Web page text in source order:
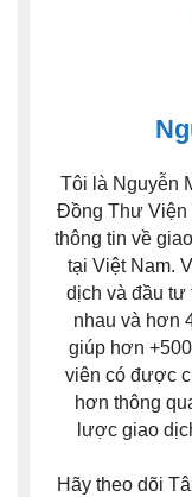
Tôi là Nguyễn
Đồng Thư Viện
thông tin về
tại Việt Nam.
dịch và đầu tư
nhau và hơn
giúp hơn
viên có được
hơn thông
lược giao
Hãy theo dõi